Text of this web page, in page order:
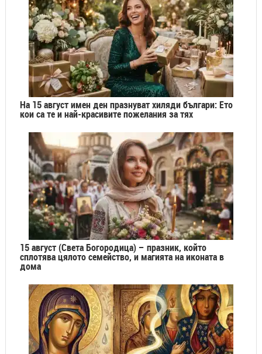
На 15 август имен ден празнуват хиляди българи: Ето
кои са те и най-красивите пожелания за тях
15 август (Света Богородица) – празник, който
сплотява цялото семейство, и магията на иконата в
дома